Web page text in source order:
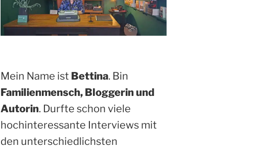
Mein Name ist Bettina. Bin
Familienmensch, Bloggerin und
Autorin. Durfte schon viele
hochinteressante Interviews mit
den unterschiedlichsten